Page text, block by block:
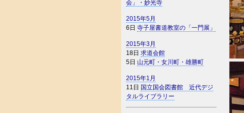
会」・妙光寺
2015年5月
6日 寺子屋書道教室の「一門展」
2015年3月
18日 求道会館
5日 山元町・女川町・雄勝町
2015年1月
11日 国立国会図書館 近代デジ
タルライブラリー